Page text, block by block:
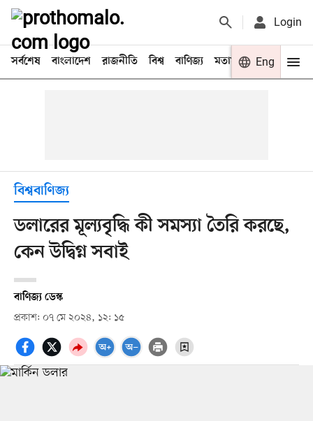
Login
সর্বশেষ বাংলাদেশ রাজনীতি বিশ্ব বাণিজ্য মতামত খেলা
Eng
বিশ্ববাণিজ্য
ডলারের মূল্যবৃদ্ধি কী সমস্যা তৈরি করছে,
কেন উদ্বিগ্ন সবাই
বাণিজ্য ডেস্ক
প্রকাশ: ০৭ মে ২০২৪, ১২: ১৫